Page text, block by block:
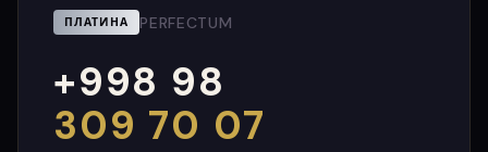
UZ УЗ
ПЛАТИНА PERFECTUM
+998 98
309 70 07
000
999